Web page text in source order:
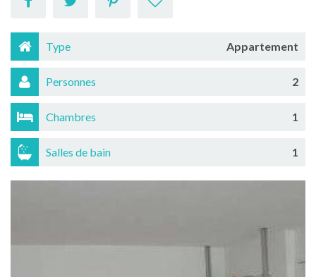
Type Appartement
Personnes 2
Chambres 1
Salles de bain 1